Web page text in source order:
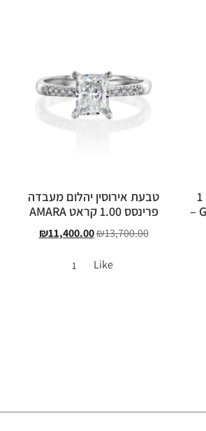
טבעת אירוסין יהלום מעבדה 1
קראט מעוטרת בכתר GENEVA –
טבעת אירוסין יהלום מעבדה
פרינסס 1.00 קראט AMARA
₪13,700.00
₪11,400.00
Like
1